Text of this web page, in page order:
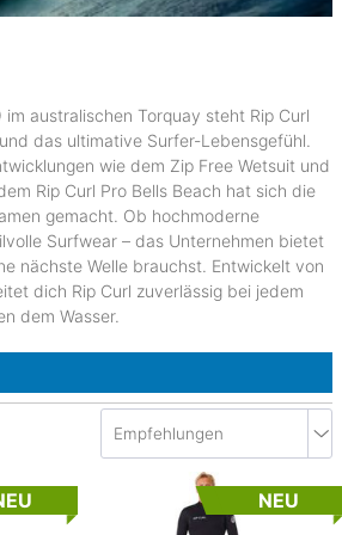
australischen Torquay steht Rip Curl
das ultimative Surfer-Lebensgefühl.
wie dem Zip Free Wetsuit und
Rip Curl Pro Bells Beach hat sich die
gemacht. Ob hochmoderne
Surfwear – das Unternehmen bietet
nächste Welle brauchst. Entwickelt von
dich Rip Curl zuverlässig bei jedem
dem Wasser.
NEU